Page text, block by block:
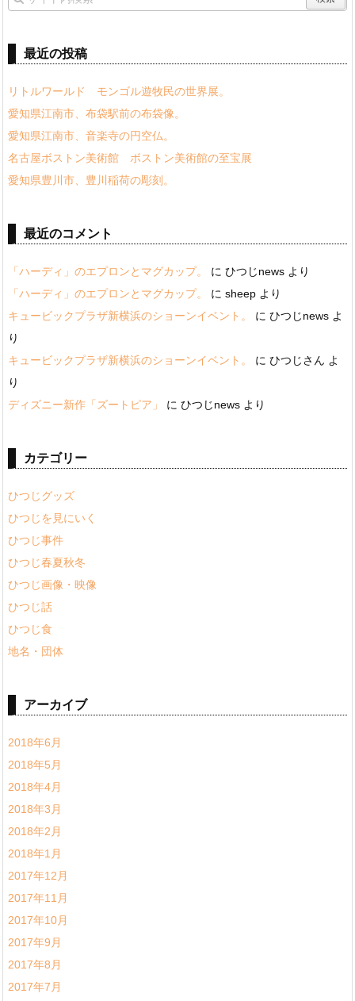
最近の投稿
リトルワールド モンゴル遊牧民の世界展。
愛知県江南市、布袋駅前の布袋像。
愛知県江南市、音楽寺の円空仏。
名古屋ボストン美術館 ボストン美術館の至宝展
愛知県豊川市、豊川稲荷の彫刻。
最近のコメント
「ハーディ」のエプロンとマグカップ。 に ひつじnews より
「ハーディ」のエプロンとマグカップ。
に sheep より
キュービックプラザ新横浜のショーンイベント。
に ひつじnews よ
り
キュービックプラザ新横浜のショーンイベント。
に ひつじさん よ
り
ディズニー新作「ズートピア」
に ひつじnews より
カテゴリー
ひつじグッズ
ひつじを見にいく
ひつじ事件
ひつじ春夏秋冬
ひつじ画像・映像
ひつじ話
ひつじ食
地名・団体
アーカイブ
2018年6月
2018年5月
2018年4月
2018年3月
2018年2月
2018年1月
2017年12月
2017年11月
2017年10月
2017年9月
2017年8月
2017年7月